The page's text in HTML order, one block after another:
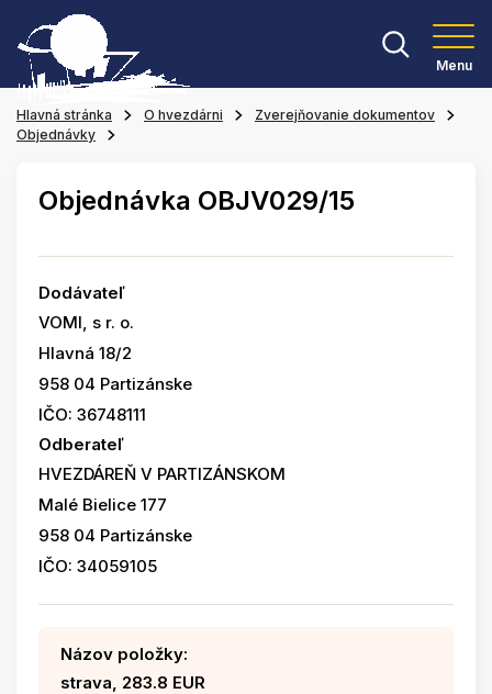
Menu
Hlavná stránka O hvezdárni
Zverejňovanie dokumentov
Objednávky
Objednávka OBJV029/15
Dodávateľ
VOMI, s r. o.
Hlavná 18/2
958 04 Partizánske
IČO: 36748111
Odberateľ
HVEZDÁREŇ V PARTIZÁNSKOM
Malé Bielice 177
958 04 Partizánske
IČO: 34059105
Názov položky:
strava, 283.8 EUR